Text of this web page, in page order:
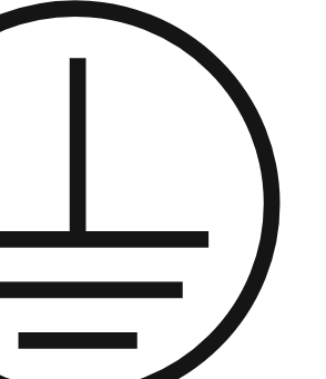
освещение
и классных досок